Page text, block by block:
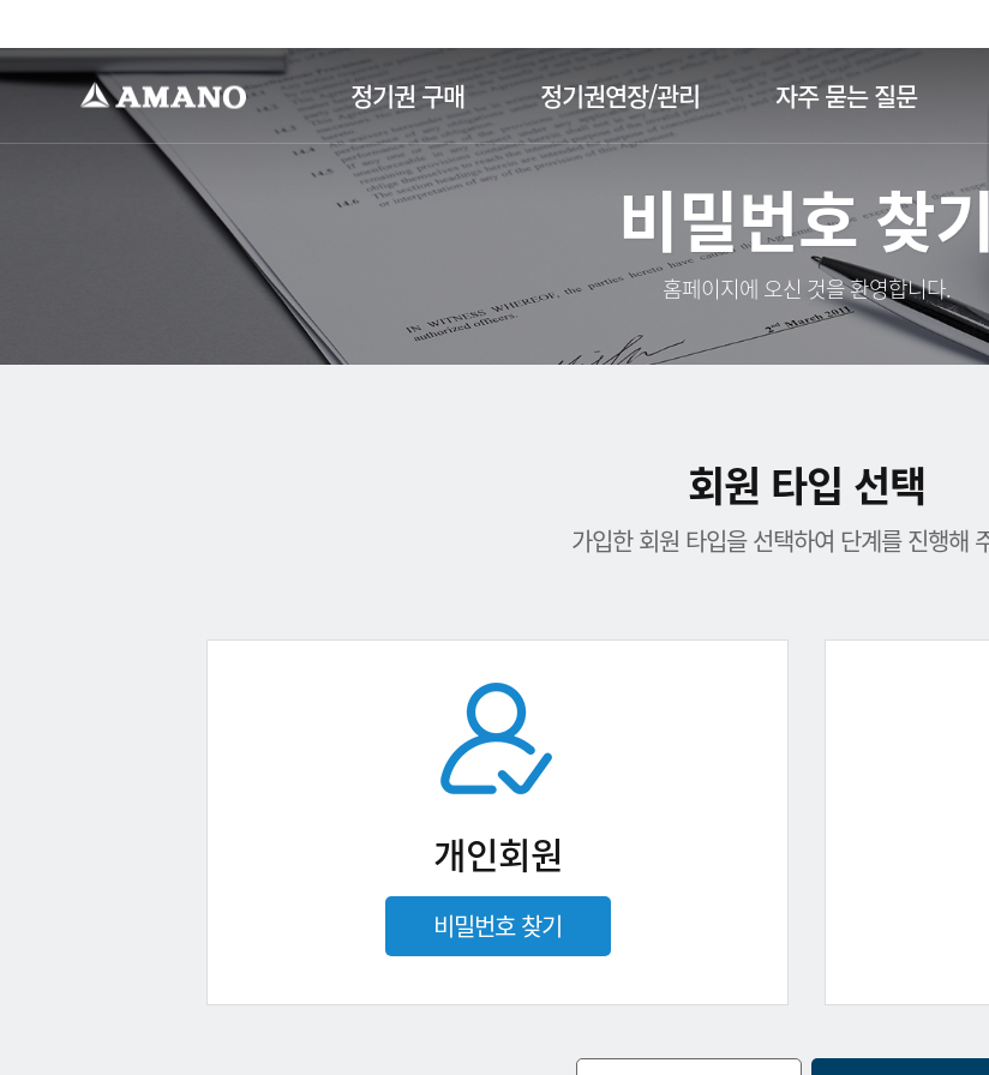
정기권 구매 정기권연장/관리 자주 묻는 질문
비밀번호 찾기
홈페이지에 오신 것을 환영합니다.
회원 타입 선택
가입한 회원 타입을 선택하여 단계를 진행해
개인회원
비밀번호 찾기